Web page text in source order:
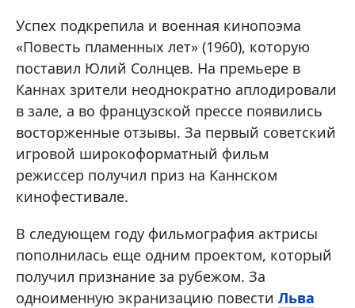
Успех подкрепила и военная кинопоэма
«Повесть пламенных лет» (1960), которую
поставил Юлий Солнцев. На премьере в
Каннах зрители неоднократно аплодировали
в зале, а во французской прессе появились
восторженные отзывы. За первый советский
игровой широкоформатный фильм
режиссер получил приз на Каннском
кинофестивале.
В следующем году фильмография актрисы
пополнилась еще одним проектом, который
получил признание за рубежом. За
одноименную экранизацию повести Льва